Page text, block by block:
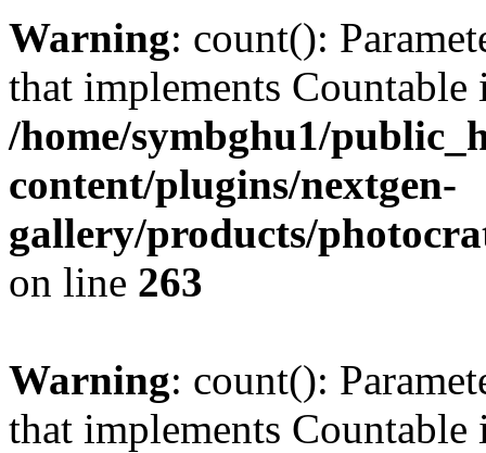
Warning: count():
that implements Countable
/home/symbghu1/
content/plugins/nextgen-
gallery/products/
on line 263
Warning: count():
that implements Countable